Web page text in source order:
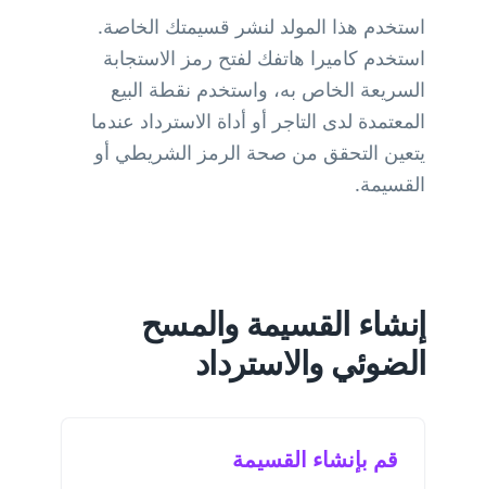
استخدم هذا المولد لنشر قسيمتك الخاصة.
استخدم كاميرا هاتفك لفتح رمز الاستجابة
السريعة الخاص به، واستخدم نقطة البيع
المعتمدة لدى التاجر أو أداة الاسترداد عندما
يتعين التحقق من صحة الرمز الشريطي أو
القسيمة.
إنشاء القسيمة والمسح
الضوئي والاسترداد
قم بإنشاء القسيمة